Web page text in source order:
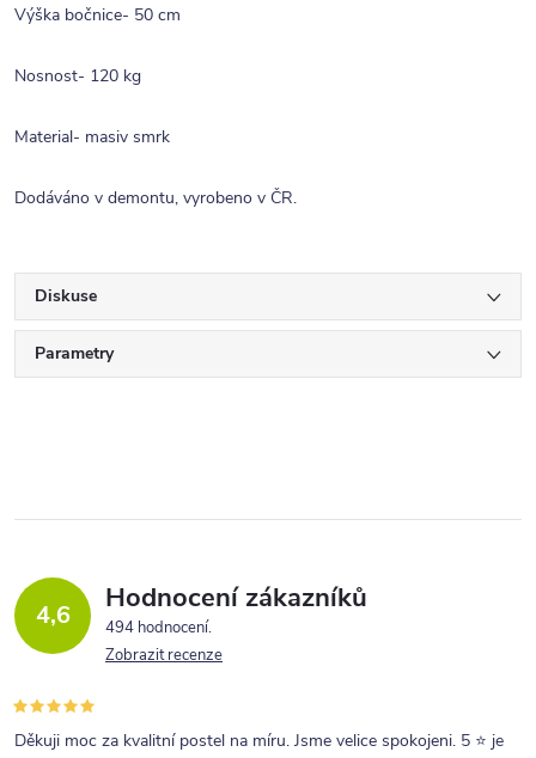
Výška bočnice- 50 cm
Nosnost- 120 kg
Material- masiv smrk
Dodáváno v demontu, vyrobeno v ČR.
Diskuse
Parametry
4,6 Hodnocení zákazníků
494 hodnocení
Zobrazit recenze
Děkuji moc za kvalitní postel na míru. Jsme velice spokojeni. 5 ⭐ je